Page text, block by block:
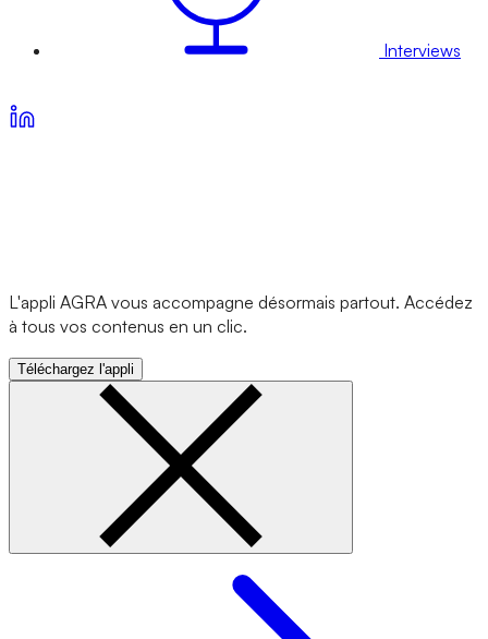
Interviews
L'appli AGRA vous accompagne désormais partout. Accédez
à tous vos contenus en un clic.
Téléchargez l'appli